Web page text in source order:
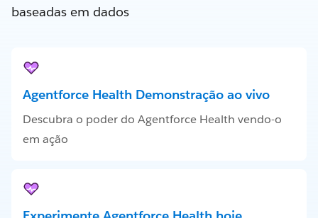
baseadas em dados
Agentforce Health Demonstração ao vivo
Descubra o poder do Agentforce Health vendo-o
em ação